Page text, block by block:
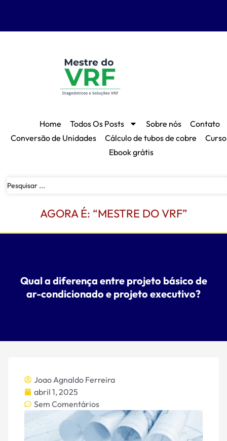
Home Todos Os Posts Sobre nós
Contato
Conversão de Unidades
Cálculo de tubos de cobre
Ebook grátis
AGORA É: “MESTRE DO VRF”
Qual a diferença entre projeto básico de
ar-condicionado e projeto executivo?
Joao Agnaldo Ferreira
abril 1, 2025
Sem Comentários